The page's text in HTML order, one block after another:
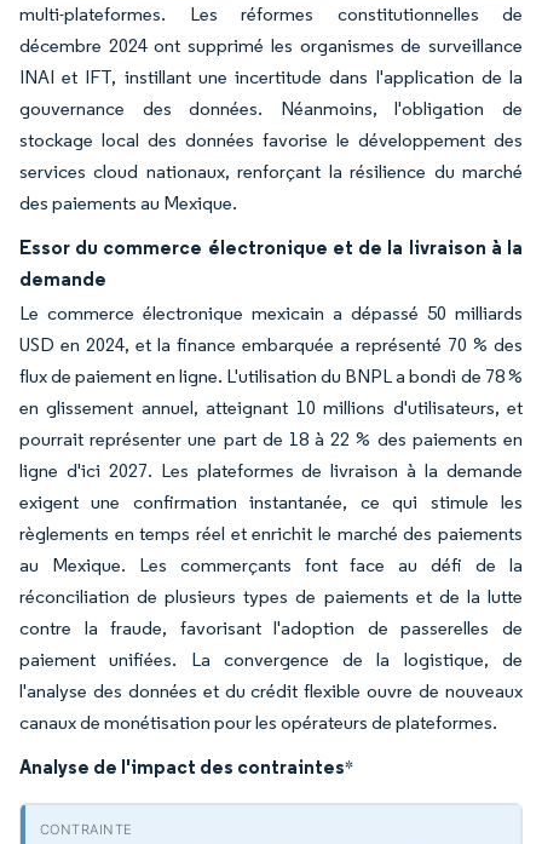
multi-plateformes. Les réformes constitutionnelles de
décembre 2024 ont supprimé les organismes de surveillance
INAI et IFT, instillant une incertitude dans l'application de la
gouvernance des données. Néanmoins, l'obligation de
stockage local des données favorise le développement des
services cloud nationaux, renforçant la résilience du marché
des paiements au Mexique.
Essor du commerce électronique et de la livraison à la
demande
Le commerce électronique mexicain a dépassé 50 milliards
USD en 2024, et la finance embarquée a représenté 70 % des
flux de paiement en ligne. L'utilisation du BNPL a bondi de 78 %
en glissement annuel, atteignant 10 millions d'utilisateurs, et
pourrait représenter une part de 18 à 22 % des paiements en
ligne d'ici 2027. Les plateformes de livraison à la demande
exigent une confirmation instantanée, ce qui stimule les
règlements en temps réel et enrichit le marché des paiements
au Mexique. Les commerçants font face au défi de la
réconciliation de plusieurs types de paiements et de la lutte
contre la fraude, favorisant l'adoption de passerelles de
paiement unifiées. La convergence de la logistique, de
l'analyse des données et du crédit flexible ouvre de nouveaux
canaux de monétisation pour les opérateurs de plateformes.
Analyse de l'impact des contraintes*